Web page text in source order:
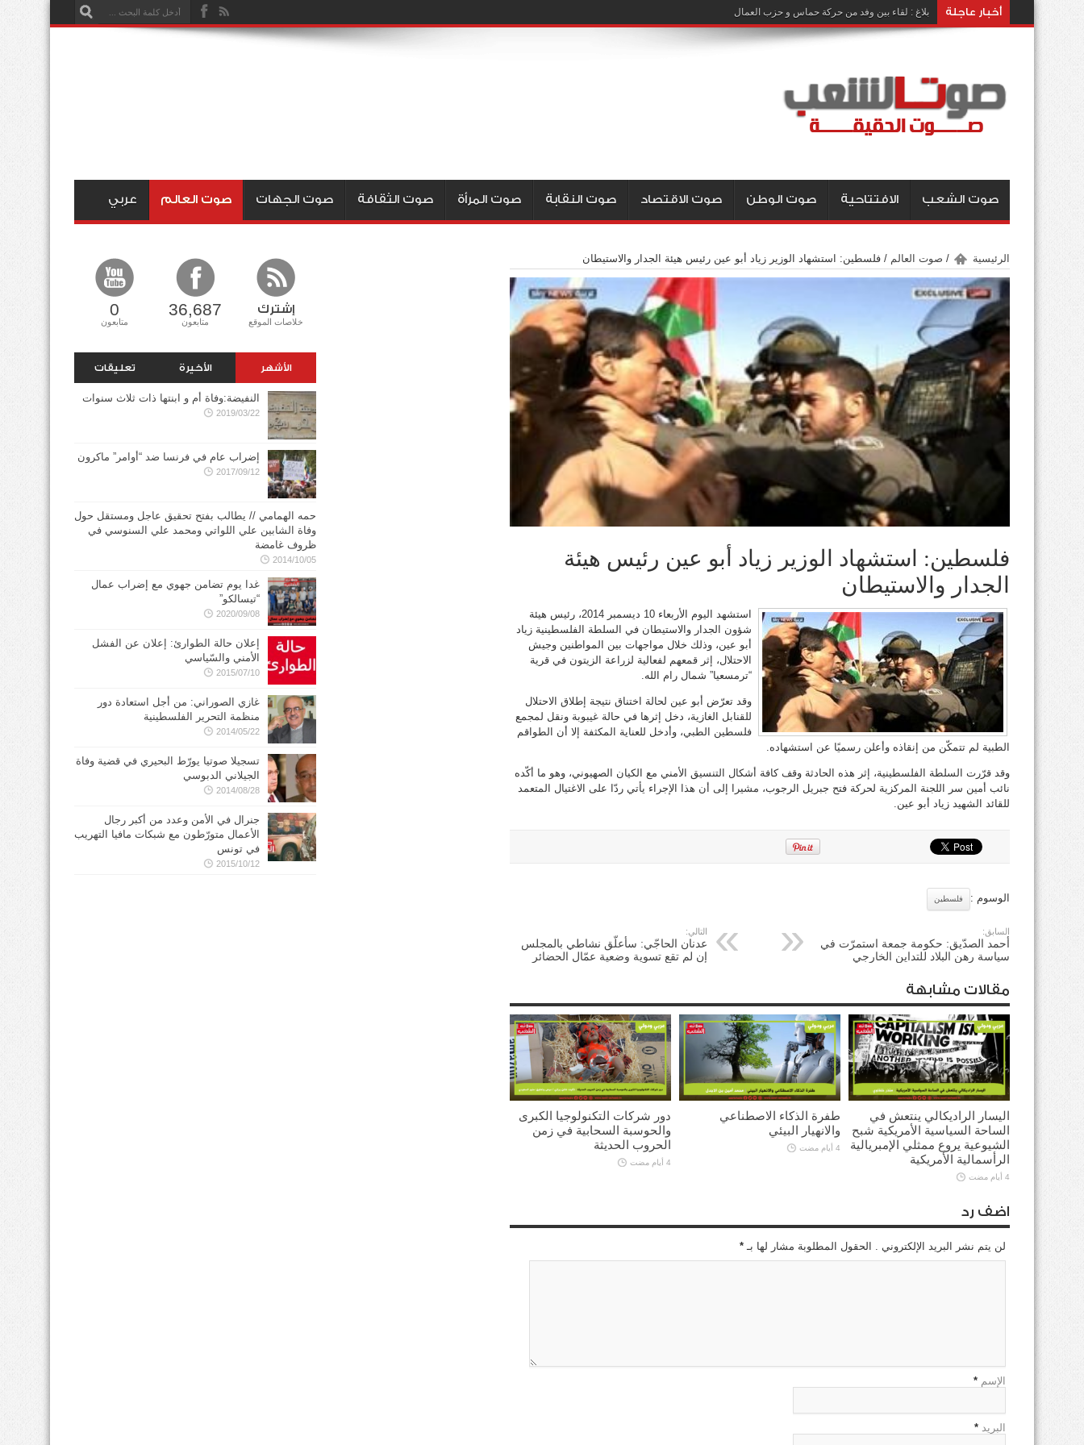
أخبار عاجلة بلاغ : لقاء بين وفد من حركة حماس و حزب العمال
صوت الشعب الافتتاحية صوت الوطن صوت الاقتصاد صوت النقابة صوت المرأة صوت الثقافة صوت الجهات صوت العالم عربي
الرئيسية / صوت العالم / فلسطين: استشهاد الوزير زياد أبو عين رئيس هيئة الجدار والاستيطان
فلسطين: استشهاد الوزير زياد أبو عين رئيس هيئة
الجدار والاستيطان
استشهد اليوم الأربعاء 10 ديسمبر 2014، رئيس هيئة
شؤون الجدار والاستيطان في السلطة الفلسطينية زياد
أبو عين، وذلك خلال مواجهات بين المواطنين وجيش
الاحتلال، إثر قمعهم لفعالية لزراعة الزيتون في قرية
“ترمسعيا” شمال رام الله.
وقد تعرّض أبو عين لحالة اختناق نتيجة إطلاق الاحتلال
للقنابل الغازية، دخل إثرها في حالة غيبوبة ونقل لمجمع
فلسطين الطبي، وأدخل للعناية المكثفة إلا أن الطواقم
الطبية لم تتمكّن من إنقاذه وأعلن رسميًا عن استشهاده.
وقد قرّرت السلطة الفلسطينية، إثر هذه الحادثة وقف كافة أشكال التنسيق الأمني مع الكيان الصهيوني، وهو ما أكّده
نائب أمين سر اللجنة المركزية لحركة فتح جبريل الرجوب، مشيرا إلى أن هذا الإجراء يأتي ردّا على الاغتيال المتعمد
للقائد الشهيد زياد أبو عين.
الوسوم : فلسطين
السابق:
أحمد الصدّيق: حكومة جمعة استمرّت في
سياسة رهن البلاد للتداين الخارجي
التالي:
عدنان الحاجّي: سأعلّق نشاطي بالمجلس
إن لم تقع تسوية وضعية عمّال الحضائر
مقالات مشابهة
اليسار الراديكالي ينتعش في
الساحة السياسية الأمريكية شبح
الشيوعية يروع ممثلي الإمبريالية
الرأسمالية الأمريكية
4 أيام مضت
طفرة الذكاء الاصطناعي
والانهيار البيئي
4 أيام مضت
دور شركات التكنولوجيا الكبرى
والحوسبة السحابية في زمن
الحروب الحديثة
4 أيام مضت
اضف رد
لن يتم نشر البريد الإلكتروني . الحقول المطلوبة مشار لها بـ *
الإسم *
البريد *
إشترك
خلاصات الموقع
36,687
متابعون
0
متابعون
الأشهر الأخيرة تعليقات
النفيضة:وفاة أم و ابنتها ذات ثلاث سنوات
2019/03/22
إضراب عام في فرنسا ضد “أوامر” ماكرون
2017/09/12
حمه الهمامي // يطالب بفتح تحقيق عاجل ومستقل حول
وفاة الشابين علي اللواتي ومحمد علي السنوسي في
ظروف غامضة
2014/10/05
غدا يوم تضامن جهوي مع إضراب عمال
“تيسالكو”
2020/09/08
إعلان حالة الطوارئ: إعلان عن الفشل
الأمني والسّياسي
2015/07/10
غازي الصوراني: من أجل استعادة دور
منظمة التحرير الفلسطينية
2014/05/22
تسجيلا صوتيا يورّط البحيري في قضية وفاة
الجيلاني الدبوسي
2014/08/28
جنرال في الأمن وعدد من أكبر رجال
الأعمال متورّطون مع شبكات مافيا التهريب
في تونس
2015/10/12